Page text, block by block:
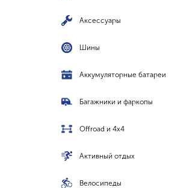
Аксессуары
Шины
Аккумуляторные батареи
Багажники и фаркопы
Offroad и 4x4
Активный отдых
Велосипеды